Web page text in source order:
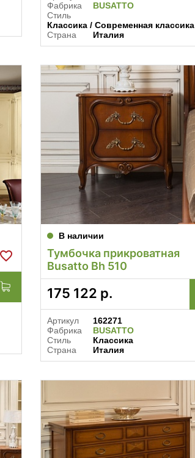
Фабрика
BUSATTO
Стиль
Классика / Современная классика
Страна
Италия
В наличии
Тумбочка прикроватная
Busatto Bh 510
175 122 р.
Артикул
162271
Фабрика
BUSATTO
Стиль
Классика
Страна
Италия